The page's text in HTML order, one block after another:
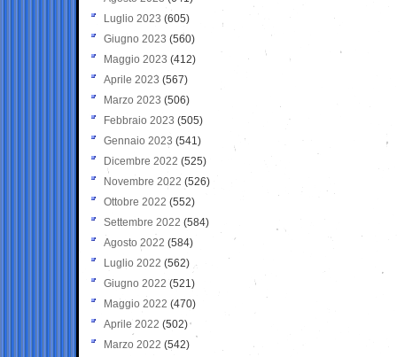
Luglio 2023 (605)
Giugno 2023 (560)
Maggio 2023 (412)
Aprile 2023 (567)
Marzo 2023 (506)
Febbraio 2023 (505)
Gennaio 2023 (541)
Dicembre 2022 (525)
Novembre 2022 (526)
Ottobre 2022 (552)
Settembre 2022 (584)
Agosto 2022 (584)
Luglio 2022 (562)
Giugno 2022 (521)
Maggio 2022 (470)
Aprile 2022 (502)
Marzo 2022 (542)